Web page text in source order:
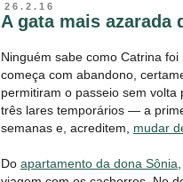
26.2.16
A gata mais azarada
Ninguém sabe como Catrina foi
começa com abandono,
permitiram o passeio sem
três lares temporários ― a
semanas e, acreditem, mudar
Do apartamento da dona Sônia